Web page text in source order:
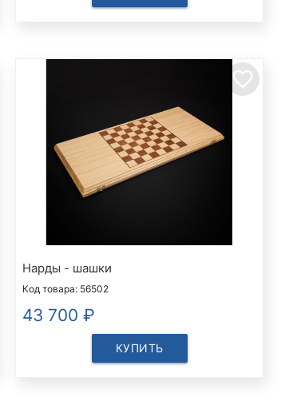
favorite_border
Нарды - шашки
Код товара: 56502
43 700 ₽
КУПИТЬ